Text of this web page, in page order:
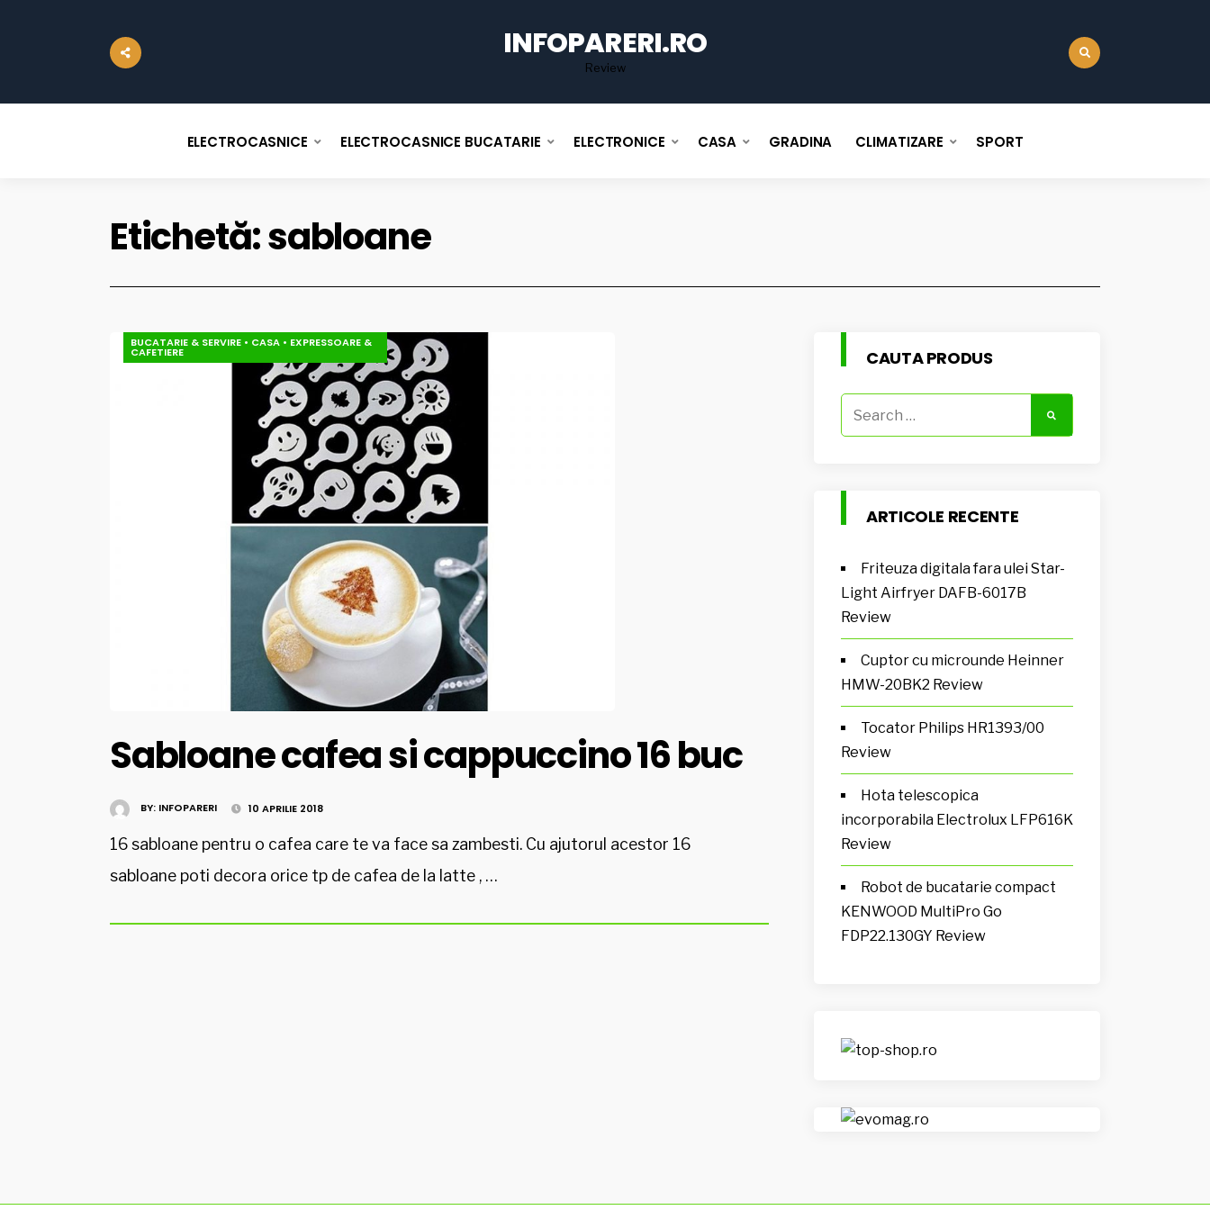
INFOPARERI.RO
Review
ELECTROCASNICE ELECTROCASNICE BUCATARIE ELECTRONICE CASA GRADINA CLIMATIZARE SPORT
Etichetă:sabloane
BUCATARIE & SERVIRE • CASA • EXPRESSOARE &
CAFETIERE
Sabloane cafea si cappuccino 16 buc
BY: INFOPARERI 10 APRILIE 2018
16 sabloane pentru o cafea care te va face sa zambesti. Cu ajutorul acestor 16
sabloane poti decora orice tp de cafea de la latte , …
CAUTA PRODUS
for:
ARTICOLE RECENTE
Friteuza digitala fara ulei Star-
Light Airfryer DAFB-6017B
Review
Cuptor cu microunde Heinner
HMW-20BK2 Review
Tocator Philips HR1393/00
Review
Hota telescopica
incorporabila Electrolux LFP616K
Review
Robot de bucatarie compact
KENWOOD MultiPro Go
FDP22.130GY Review